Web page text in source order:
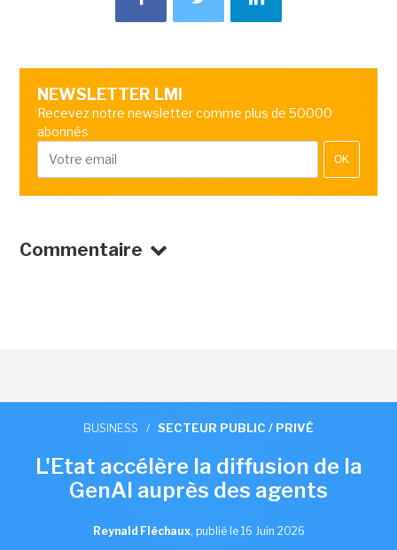
NEWSLETTER LMI
Recevez notre newsletter comme plus de 50000
abonnés
OK
Commentaire
BUSINESS / SECTEUR PUBLIC / PRIVÉ
L'Etat accélère la diffusion de la
GenAI auprès des agents
Reynald Fléchaux, publié le 16 Juin 2026